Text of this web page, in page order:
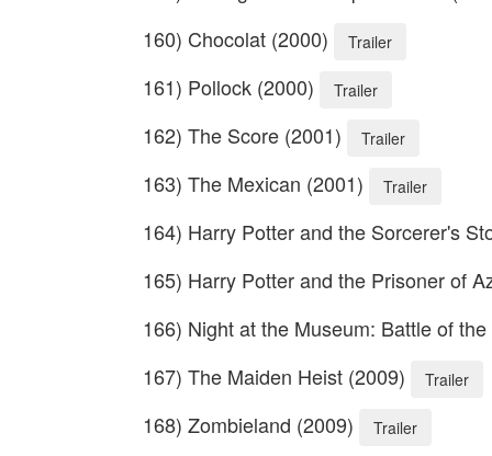
160) Chocolat (2000)
Trailer
161) Pollock (2000) Trailer
162) The Score (2001) Trailer
163) The Mexican (2001) Trailer
164) Harry Potter and the Sorcerer's
165) Harry Potter and the Prisoner of
166) Night at the Museum: Battle of
167) The Maiden Heist (2009)
Trailer
168) Zombieland (2009) Trailer